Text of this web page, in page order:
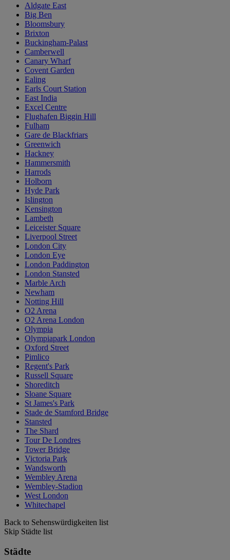
Aldgate East
Big Ben
Bloomsbury
Brixton
Buckingham-Palast
Camberwell
Canary Wharf
Covent Garden
Ealing
Earls Court Station
East India
Excel Centre
Flughafen Biggin Hill
Fulham
Gare de Blackfriars
Greenwich
Hackney
Hammersmith
Harrods
Holborn
Hyde Park
Islington
Kensington
Lambeth
Leiceister Square
Liverpool Street
London City
London Eye
London Paddington
London Stansted
Marble Arch
Newham
Notting Hill
O2 Arena
O2 Arena London
Olympia
Olympiapark London
Oxford Street
Pimlico
Regent's Park
Russell Square
Shoreditch
Sloane Square
St James's Park
Stade de Stamford Bridge
Stansted
The Shard
Tour De Londres
Tower Bridge
Victoria Park
Wandsworth
Wembley Arena
Wembley-Stadion
West London
Whitechapel
Back to Sehenswürdigkeiten list
Skip Städte list
Städte